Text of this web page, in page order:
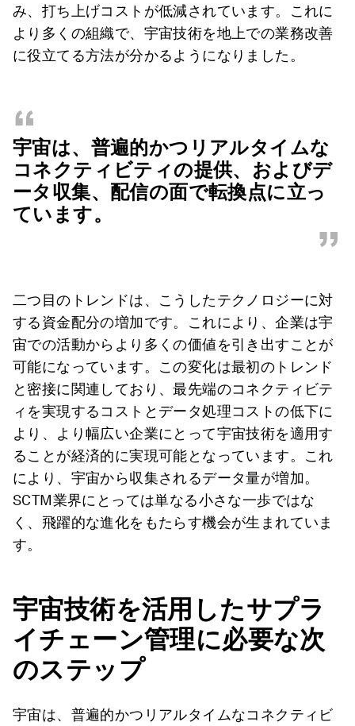
み、打ち上げコストが低減されています。これに
より多くの組織で、宇宙技術を地上での業務改善
に役立てる方法が分かるようになりました。
“
宇宙は、普遍的かつリアルタイムな
コネクティビティの提供、およびデ
ータ収集、配信の面で転換点に立っ
ています。
”
二つ目のトレンドは、こうしたテクノロジーに対
する資金配分の増加です。これにより、企業は宇
宙での活動からより多くの価値を引き出すことが
可能になっています。この変化は最初のトレンド
と密接に関連しており、最先端のコネクティビテ
ィを実現するコストとデータ処理コストの低下に
より、より幅広い企業にとって宇宙技術を適用す
ることが経済的に実現可能となっています。これ
により、宇宙から収集されるデータ量が増加。
SCTM業界にとっては単なる小さな一歩ではな
く、飛躍的な進化をもたらす機会が生まれていま
す。
宇宙技術を活用したサプラ
イチェーン管理に必要な次
のステップ
宇宙は、普遍的かつリアルタイムなコネクティビ